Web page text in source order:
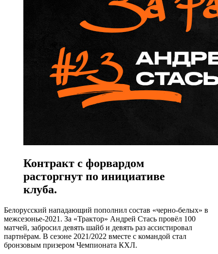
Контракт с форвардом
расторгнут по инициативе
клуба.
Белорусский нападающий пополнил состав «черно-белых» в
межсезонье-2021. За «Трактор» Андрей Стась провёл 100
матчей, забросил девять шайб и девять раз ассистировал
партнёрам. В сезоне 2021/2022 вместе с командой стал
бронзовым призером Чемпионата КХЛ.